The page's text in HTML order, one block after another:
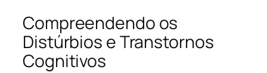
Compreendendo os
Distúrbios e Transtornos
Cognitivos